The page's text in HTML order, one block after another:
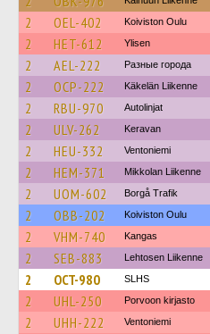
2 OEL-402 Koiviston Oulu
2 HET-612 Ylisen
2 AEL-222 Разные города
2 OCP-222 Käkelän Liikenne
2 RBU-970 Autolinjat
2 ULV-262 Keravan
2 HEU-332 Ventoniemi
2 HEM-371 Mikkolan Liikenne
2 UOM-602 Borgå Trafik
2 OBB-202 Koiviston Oulu
2 VHM-740 Kangas
2 SEB-883 Lehtosen Liikenne
2 OCT-980 SLHS
2 UHL-250 Porvoon kirjasto
2 UHH-222 Ventoniemi